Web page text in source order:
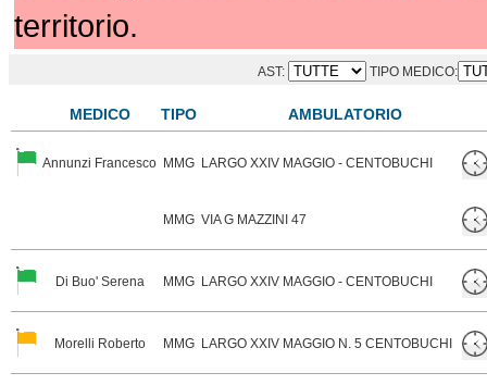
territorio.
AST: TIPO MEDICO:
MEDICO TIPO AMBULATORIO
Annunzi Francesco MMG LARGO XXIV MAGGIO - CENTOBUCHI
MMG VIA G MAZZINI 47
Di Buo' Serena MMG LARGO XXIV MAGGIO - CENTOBUCHI
Morelli Roberto MMG LARGO XXIV MAGGIO N. 5 CENTOBUCHI